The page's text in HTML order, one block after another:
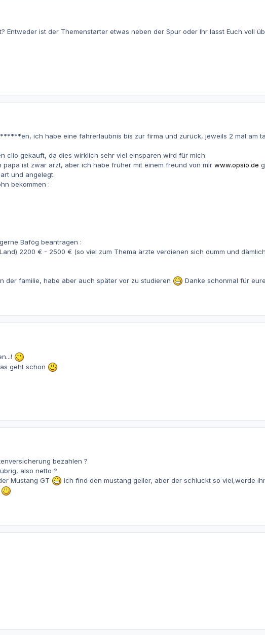
Entweder ist der Themenstarter etwas neben der Spur oder Ihr lasst Euch voll
ich habe eine fahrerlaubnis bis zur firma und zurück, jeweils 2 mal am
clio gekauft, da dies wirklich sehr viel einsparen wird für mich.
papa ist zwar arzt, aber ich habe früher mit einem freund von mir www.opsio.de
und angelegt.
bekommen :
Bafög beantragen :
2200 € - 2500 € (so viel zum Thema ärzte verdienen sich dumm und
der familie, habe aber auch später vor zu studieren
Danke schonmal für
geht schon
bezahlen ?
also netto ?
Mustang GT
ich find den mustang geiler, aber der schluckt so viel,werde